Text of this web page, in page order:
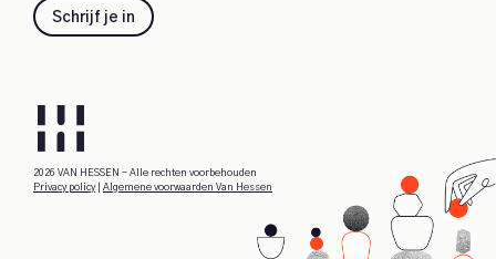
Schrijf je in
2026 VAN HESSEN - Alle rechten voorbehouden
Privacy policy
Algemene voorwaarden Van Hessen